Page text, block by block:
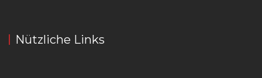
Nützliche Links